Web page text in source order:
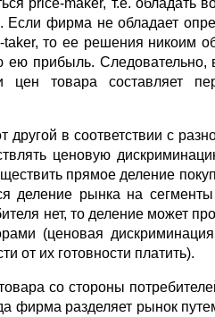
price-maker, т.е. обладать
фирма не обладает
то ее решения никоим
прибыль. Следовательно,
товара составляет
в соответствии с
ценовую
прямое деление
деление рынка на сегменты
нет, то деление может
(ценовая дискриминация
от их готовности платить).
со стороны
фирма разделяет рынок